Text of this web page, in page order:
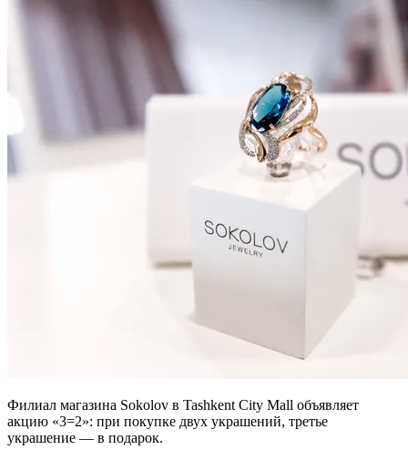
Филиал магазина Sokolov в Tashkent City Mall объявляет
акцию «3=2»: при покупке двух украшений, третье
украшение — в подарок.